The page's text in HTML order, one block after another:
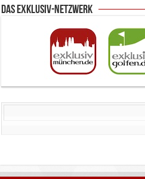
Das Exklusiv-Netzwerk